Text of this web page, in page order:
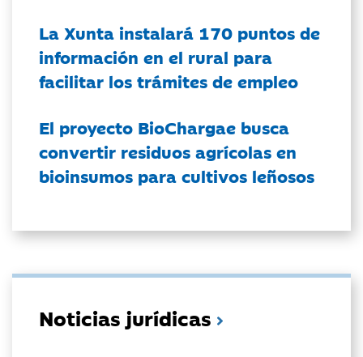
La Xunta instalará 170 puntos de
información en el rural para
facilitar los trámites de empleo
El proyecto BioChargae busca
convertir residuos agrícolas en
bioinsumos para cultivos leñosos
Noticias jurídicas